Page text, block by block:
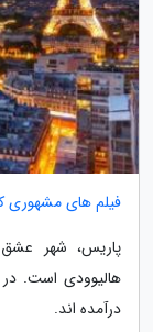
فیلم های مشهوری
پاریس، شهر
هالیوودی است. در
درآمده اند.